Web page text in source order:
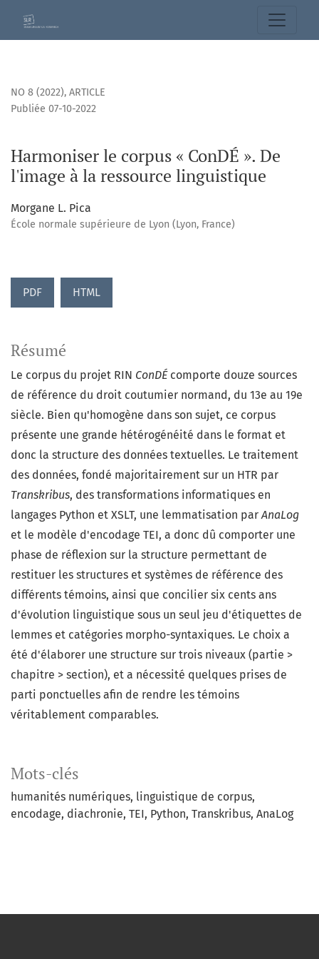
NO 8 (2022), ARTICLE
Harmoniser le corpus « ConDÉ ». De
l'image à la ressource linguistique
Publiée 07-10-2022
Morgane L. Pica
École normale supérieure de Lyon (Lyon, France)
PDF HTML
Mots-clés
humanités numériques linguistique de corpus
encodage diachronie TEI Python Transkribus AnaLog
Résumé
Le corpus du projet RIN ConDÉcomporte douze sources
de référence du droit coutumier normand, du 13e au 19e
siècle. Bien qu'homogène dans son sujet, ce corpus
présente une grande hétérogénéité dans le format et
donc la structure des données textuelles. Le traitement
des données, fondé majoritairement sur un HTR par
Transkribus, des transformations informatiques en
langages Python et XSLT, une lemmatisation parAnaLog
et le modèle d'encodage TEI, a donc dû comporter une
phase de réflexion sur la structure permettant de
restituer les structures et systèmes de référence des
différents témoins, ainsi que concilier six cents ans
d'évolution linguistique sous un seul jeu d'étiquettes de
lemmes et catégories morpho-syntaxiques. Le choix a
été d'élaborer une structure sur trois niveaux (partie >
chapitre > section), et a nécessité quelques prises de
parti ponctuelles afin de rendre les témoins
véritablement comparables.